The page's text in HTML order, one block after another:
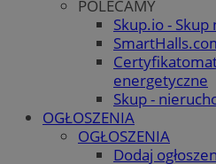
POLECAMY
Skup.io -
energetyczne
Skup -
OGŁOSZENIA
OGŁOSZENIA
Dodaj